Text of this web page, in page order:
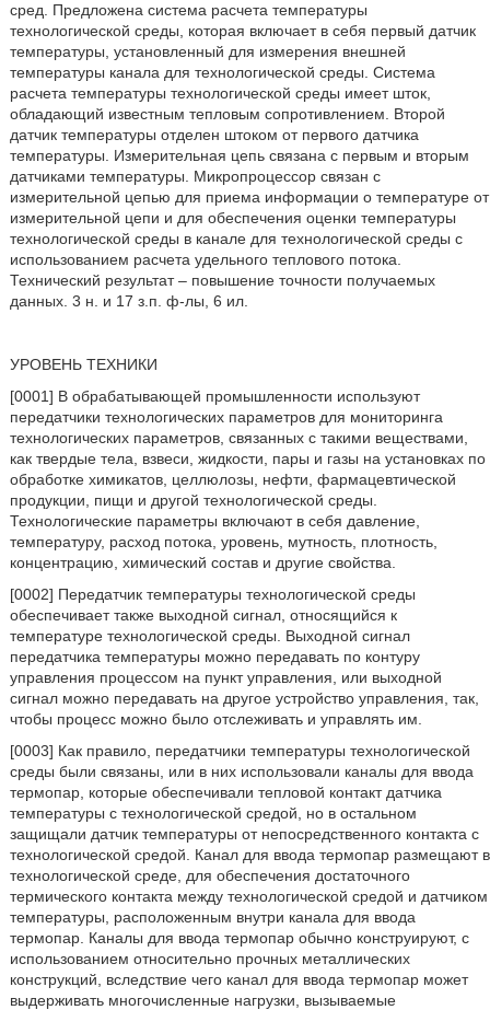
сред. Предложена система расчета температуры
технологической среды, которая включает в себя первый датчик
температуры, установленный для измерения внешней
температуры канала для технологической среды. Система
расчета температуры технологической среды имеет шток,
обладающий известным тепловым сопротивлением. Второй
датчик температуры отделен штоком от первого датчика
температуры. Измерительная цепь связана с первым и вторым
датчиками температуры. Микропроцессор связан с
измерительной цепью для приема информации о температуре от
измерительной цепи и для обеспечения оценки температуры
технологической среды в канале для технологической среды с
использованием расчета удельного теплового потока.
Технический результат – повышение точности получаемых
данных. 3 н. и 17 з.п. ф-лы, 6 ил.
УРОВЕНЬ ТЕХНИКИ
[0001] В обрабатывающей промышленности используют
передатчики технологических параметров для мониторинга
технологических параметров, связанных с такими веществами,
как твердые тела, взвеси, жидкости, пары и газы на установках по
обработке химикатов, целлюлозы, нефти, фармацевтической
продукции, пищи и другой технологической среды.
Технологические параметры включают в себя давление,
температуру, расход потока, уровень, мутность, плотность,
концентрацию, химический состав и другие свойства.
[0002] Передатчик температуры технологической среды
обеспечивает также выходной сигнал, относящийся к
температуре технологической среды. Выходной сигнал
передатчика температуры можно передавать по контуру
управления процессом на пункт управления, или выходной
сигнал можно передавать на другое устройство управления, так,
чтобы процесс можно было отслеживать и управлять им.
[0003] Как правило, передатчики температуры технологической
среды были связаны, или в них использовали каналы для ввода
термопар, которые обеспечивали тепловой контакт датчика
температуры с технологической средой, но в остальном
защищали датчик температуры от непосредственного контакта с
технологической средой. Канал для ввода термопар размещают в
технологической среде, для обеспечения достаточного
термического контакта между технологической средой и датчиком
температуры, расположенным внутри канала для ввода
термопар. Каналы для ввода термопар обычно конструируют, с
использованием относительно прочных металлических
конструкций, вследствие чего канал для ввода термопар может
выдерживать многочисленные нагрузки, вызываемые